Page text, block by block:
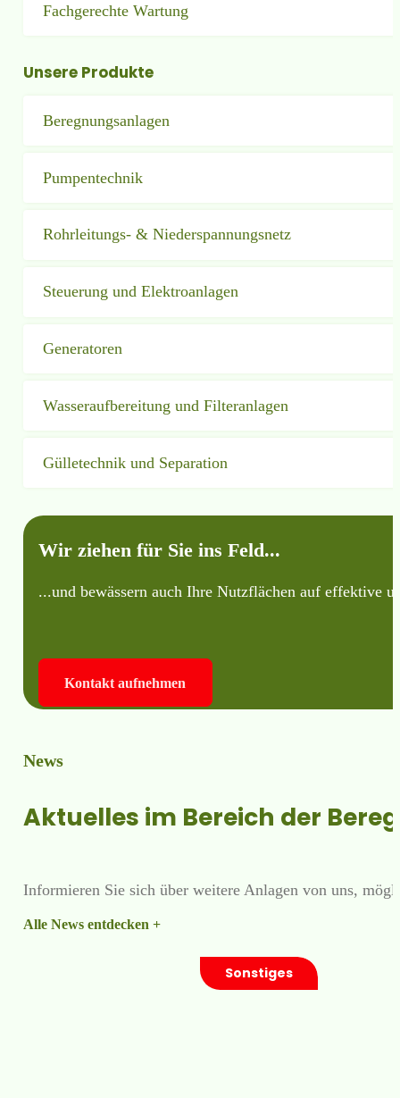
Fachgerechte Wartung
Unsere Produkte
Beregnungsanlagen
Pumpentechnik
Rohrleitungs- & Niederspan­nungs­netz
Steuerung und Elektroanlagen
Generatoren
Wasseraufbereitung und Filteranlagen
Gülletechnik und Separation
Wir ziehen für Sie ins Feld...
...und bewässern auch Ihre Nutzflächen auf effektive
Kontakt aufnehmen
News
Aktuelles im Bereich der
Informieren Sie sich über weitere Anlagen von uns,
Alle News entdecken +
Sonstiges